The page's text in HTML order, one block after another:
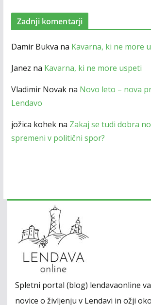
Zadnji komentarji
Damir Bukva na Kavarna, ki ne more
Janez na Kavarna, ki ne more uspeti
Vladimir Novakna Novo leto – nova
Lendavo
jožica kohekna Zakaj se tudi dobra
spremeni v politični spor?
Spletni portal (blog) lendavaonline
novice o življenju v Lendavi in ožji